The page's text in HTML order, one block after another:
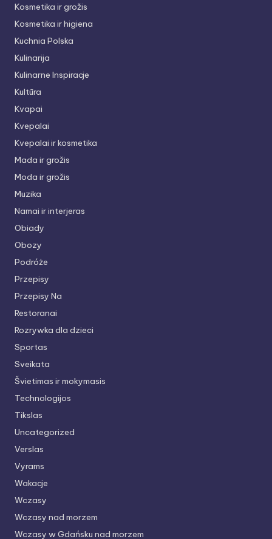
Kosmetika ir grožis
Kosmetika ir higiena
Kuchnia Polska
Kulinarija
Kulinarne Inspiracje
Kultūra
Kvapai
Kvepalai
Kvepalai ir kosmetika
Mada ir grožis
Moda ir grožis
Muzika
Namai ir interjeras
Obiady
Obozy
Podróże
Przepisy
Przepisy Na
Restoranai
Rozrywka dla dzieci
Sportas
Sveikata
Švietimas ir mokymasis
Technologijos
Tikslas
Uncategorized
Verslas
Vyrams
Wakacje
Wczasy
Wczasy nad morzem
Wczasy w Gdańsku nad morzem